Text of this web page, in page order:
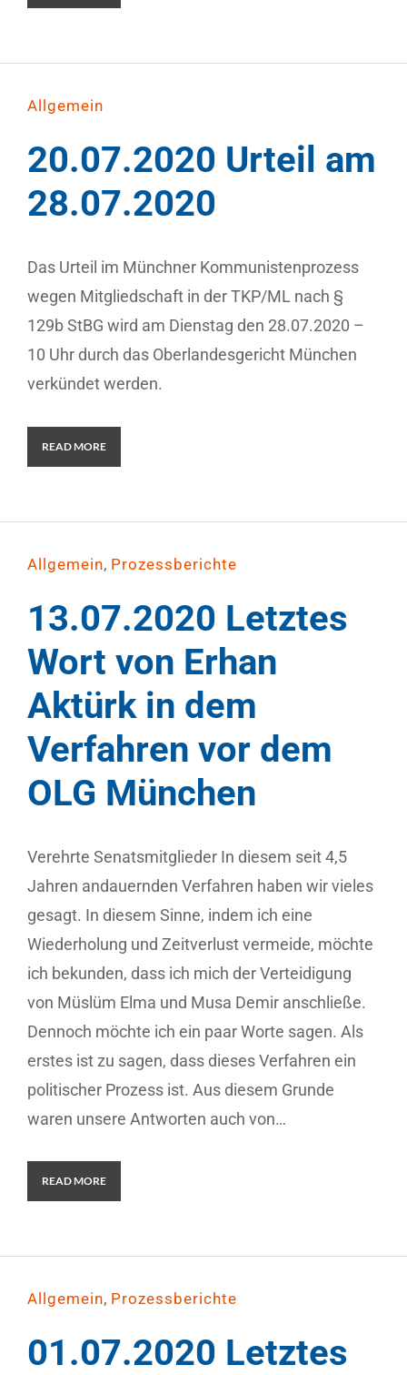
Allgemein
20.07.2020 Urteil am
28.07.2020
Das Urteil im Münchner Kommunistenprozess
wegen Mitgliedschaft in der TKP/ML nach §
129b StBG wird am Dienstag den 28.07.2020 –
10 Uhr durch das Oberlandesgericht München
verkündet werden.
READ MORE
Allgemein, Prozessberichte
13.07.2020 Letztes
Wort von Erhan
Aktürk in dem
Verfahren vor dem
OLG München
Verehrte Senatsmitglieder In diesem seit 4,5
Jahren andauernden Verfahren haben wir vieles
gesagt. In diesem Sinne, indem ich eine
Wiederholung und Zeitverlust vermeide, möchte
ich bekunden, dass ich mich der Verteidigung
von Müslüm Elma und Musa Demir anschließe.
Dennoch möchte ich ein paar Worte sagen. Als
erstes ist zu sagen, dass dieses Verfahren ein
politischer Prozess ist. Aus diesem Grunde
waren unsere Antworten auch von…
READ MORE
Allgemein, Prozessberichte
01.07.2020 Letztes